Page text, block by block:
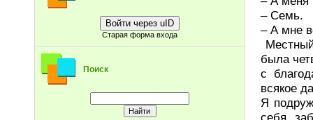
Войти через uID
Старая форма входа
Поиск
– Семь.
– А мне
была
с
всякое
Я
себя